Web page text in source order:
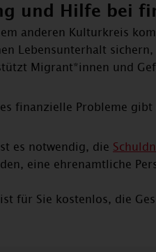
und Hilfe bei
anderen Kulturkreis
Lebensunterhalt
Migrant*innen und
finanzielle Probleme
es notwendig, die
eine ehrenamtliche
für Sie kostenlos, die